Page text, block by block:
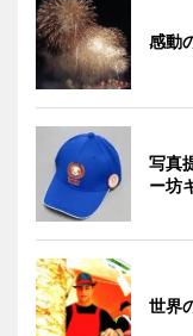
感動
写真
ー坊
世界